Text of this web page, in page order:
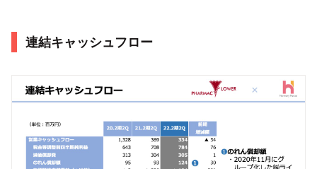
連結キャッシュフロー